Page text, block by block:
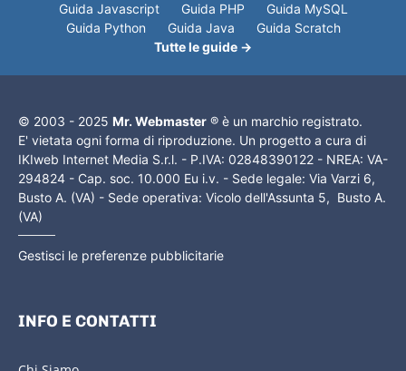
Guida Javascript
Guida PHP
Guida MySQL
Guida Python
Guida Java
Guida Scratch
Tutte le guide →
© 2003 - 2025 Mr. Webmaster ® è un marchio registrato.
E' vietata ogni forma di riproduzione. Un progetto a cura di
IKIweb Internet Media S.r.l. - P.IVA: 02848390122 - NREA: VA-
294824 - Cap. soc. 10.000 Eu i.v. - Sede legale: Via Varzi 6,
Busto A. (VA) - Sede operativa: Vicolo dell'Assunta 5, Busto A.
(VA)
Gestisci le preferenze pubblicitarie
INFO E CONTATTI